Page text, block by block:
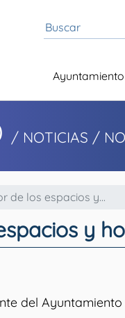
Ayuntamiento
/ NOTICIAS /
de los espacios y...
y
del